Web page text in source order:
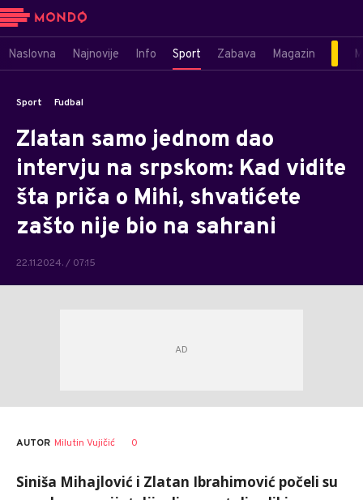
Naslovna Najnovije Info Sport Zabava Magazin
Sport Fudbal
Zlatan samo jednom dao
intervju na srpskom: Kad vidite
šta priča o Mihi, shvatićete
zašto nije bio na sahrani
22.11.2024. / 07:15
AUTOR Milutin Vujičić 0
Siniša Mihajlović i Zlatan Ibrahimović počeli su